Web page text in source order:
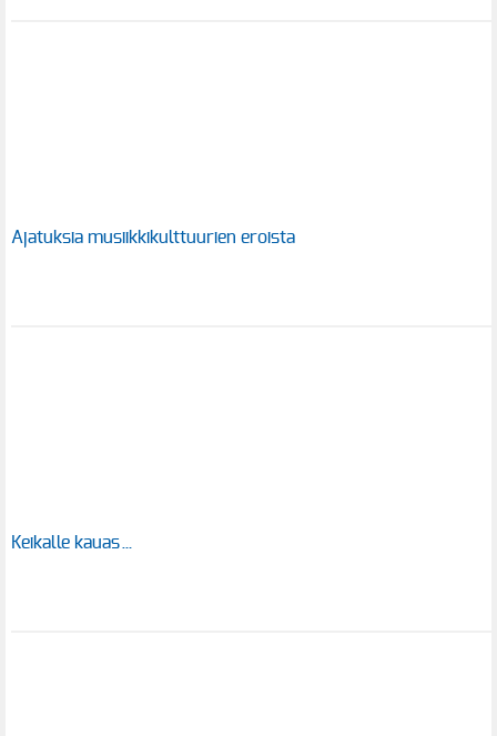
Ajatuksia musiikkikulttuurien eroista
Keikalle kauas…